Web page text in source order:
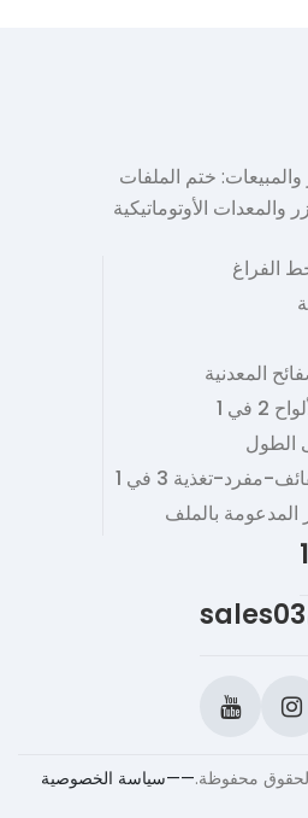
والمبيعات: ختم الملفات
والمعدات الأوتوماتيكية
الفراغ
المعدنية
في 1
الطول
مفرد-تغذية 3 في 1
المدعومة بالملف
——سياسة الخصوصية